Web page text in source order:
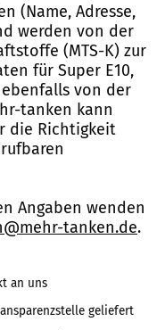
(Name, Adresse,
werden von der
(MTS-K) zur
für Super E10,
von der
tanken kann
die Richtigkeit
Angaben wenden
tanken.de.
an uns
geliefert